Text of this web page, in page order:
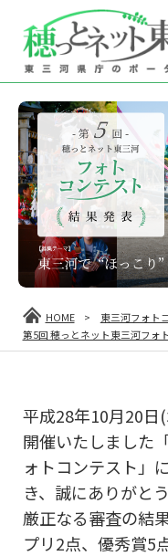
HOME > 東三河フォト
第5回 穂っとネット東三河フォ
平成28年10月20日
開催いたしました
ォトコンテスト」
き、誠にありがと
厳正なる審査の結
プリ2点、優秀賞5